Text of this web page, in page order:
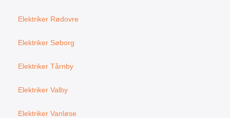
Elektriker Rødovre
Elektriker Søborg
Elektriker Tårnby
Elektriker Valby
Elektriker Vanløse